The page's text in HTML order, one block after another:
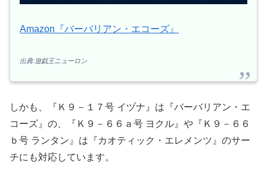
Amazon『バーバリアン・エコーズ』
出典:遊戯王ニューロン
しかも、『Ｋ９－１７号 イヅナ』は『バーバリアン・エ
コーズ』の、『Ｋ９－６６ａ号 ヨクル』や『Ｋ９－６６
ｂ号 ランタン』は『カオティック・エレメンツ』のサー
チにも対応しています。